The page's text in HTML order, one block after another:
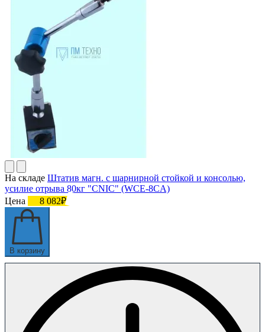
На складе Штатив магн. с шарнирной стойкой и консолью,
усилие отрыва 80кг "CNIC" (WCE-8CА)
Цена
8 082₽
В корзину